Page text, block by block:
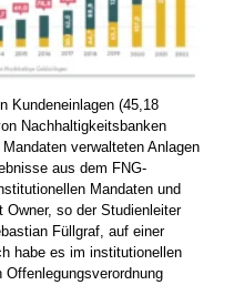
Kundeneinlagen (45,18
Nachhaltigkeitsbanken
verwalteten Anlagen
aus dem FNG-
Mandaten und
Owner, so der Studienleiter
Füllgraf, auf einer
habe es im institutionellen
Offenlegungsverordnung